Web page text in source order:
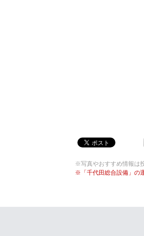
※写真やおすすめ情報は
※「千代田総合設備」の